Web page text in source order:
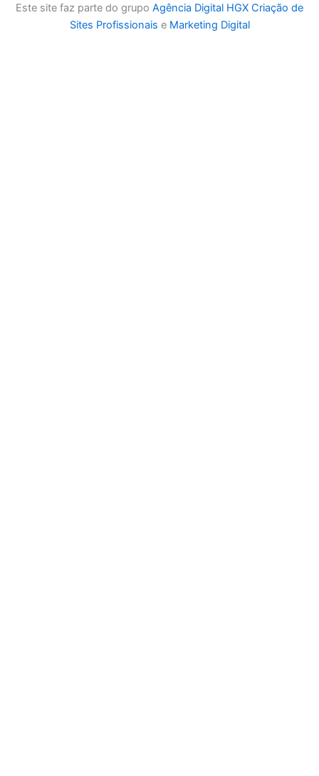
Este site faz parte do grupo Agência Digital HGX Criação de
Sites Profissionais e Marketing Digital